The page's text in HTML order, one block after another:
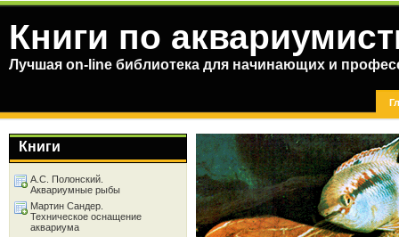
Книги по
Лучшая on-line библиотека для начинающих и
Книги
А.С. Полонский.
Аквариумные рыбы
Мартин Сандер.
Техническое оснащение
аквариума